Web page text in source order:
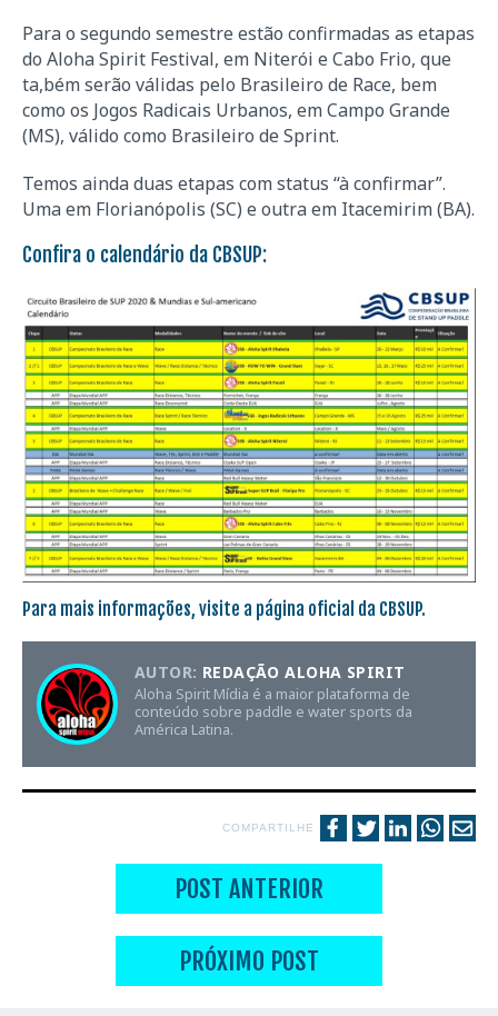
Para o segundo semestre estão confirmadas as etapas
do Aloha Spirit Festival, em Niterói e Cabo Frio, que
ta,bém serão válidas pelo Brasileiro de Race, bem
como os Jogos Radicais Urbanos, em Campo Grande
(MS), válido como Brasileiro de Sprint.
Temos ainda duas etapas com status “à confirmar”.
Uma em Florianópolis (SC) e outra em Itacemirim (BA).
Confira o calendário da CBSUP:
Para mais informações, visite a página oficial da CBSUP.
AUTOR: REDAÇÃO ALOHA SPIRIT
Aloha Spirit Mídia é a maior plataforma de
conteúdo sobre paddle e water sports da
América Latina.
COMPARTILHE
POST ANTERIOR
PRÓXIMO POST